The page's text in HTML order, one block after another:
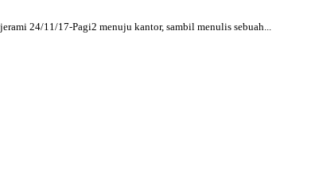
24/11/17-Pagi2 menuju kantor, sambil menulis sebuah...